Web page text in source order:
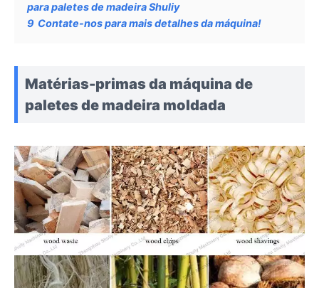
para paletes de madeira Shuliy
9 Contate-nos para mais detalhes da máquina!
Matérias-primas da máquina de
paletes de madeira moldada